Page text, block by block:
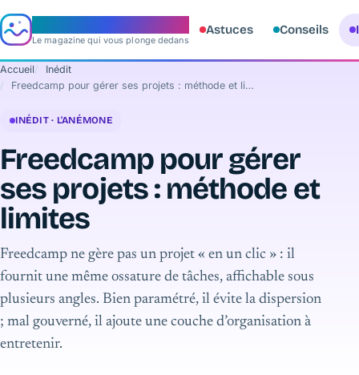
Le magazine qui vous plonge dedans
Astuces Conseils
Accueil
Inédit
Freedcamp pour gérer ses projets : méthode et limites
INÉDIT · L'ANÉMONE
Freedcamp pour gérer
ses projets : méthode et
limites
Freedcamp ne gère pas un projet « en un clic » : il
fournit une même ossature de tâches, affichable sous
plusieurs angles. Bien paramétré, il évite la dispersion
; mal gouverné, il ajoute une couche d’organisation à
entretenir.